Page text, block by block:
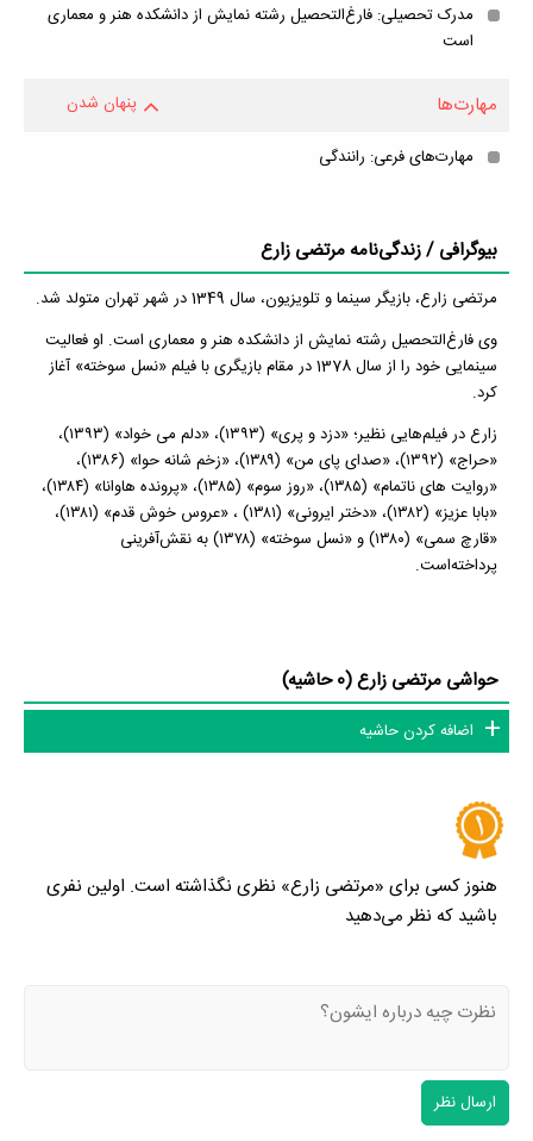
مدرک تحصیلی: فارغ‌التحصیل رشته نمایش از دانشکده هنر و معماری
است
مهارت‌ها پنهان شدن
مهارت‌های فرعی: رانندگی
بیوگرافی / زندگی‌نامه مرتضی زارع
مرتضی زارع، بازیگر سینما و تلویزیون، سال 1349 در شهر تهران متولد شد.
وی فارغ‌التحصیل رشته نمایش از دانشکده هنر و معماری است. او فعالیت
سینمایی خود را از سال 1378 در مقام بازیگری با فیلم «نسل سوخته» آغاز
کرد.
زارع در فیلم‌هایی نظیر؛ «دزد و پری» (۱۳۹۳)، «دلم می خواد» (۱۳۹۳)،
«حراج» (۱۳۹۲)، «صدای پای من» (۱۳۸۹)، «زخم شانه حوا» (۱۳۸۶)،
«روایت های ناتمام» (۱۳۸۵)، «روز سوم» (۱۳۸۵)، «پرونده هاوانا» (۱۳۸۴)،
«بابا عزیز» (۱۳۸۲)، «دختر ایرونی» (۱۳۸۱) ، «عروس خوش قدم» (۱۳۸۱)،
«قارچ سمی» (۱۳۸۰) و «نسل سوخته» (۱۳۷۸) به نقش‌آفرینی
پرداخته‌است.
حواشی مرتضی زارع (0 حاشیه)
اضافه کردن حاشیه
هنوز کسی برای «مرتضی زارع» نظری نگذاشته است. اولین نفری
باشید که نظر می‌دهید
ارسال نظر